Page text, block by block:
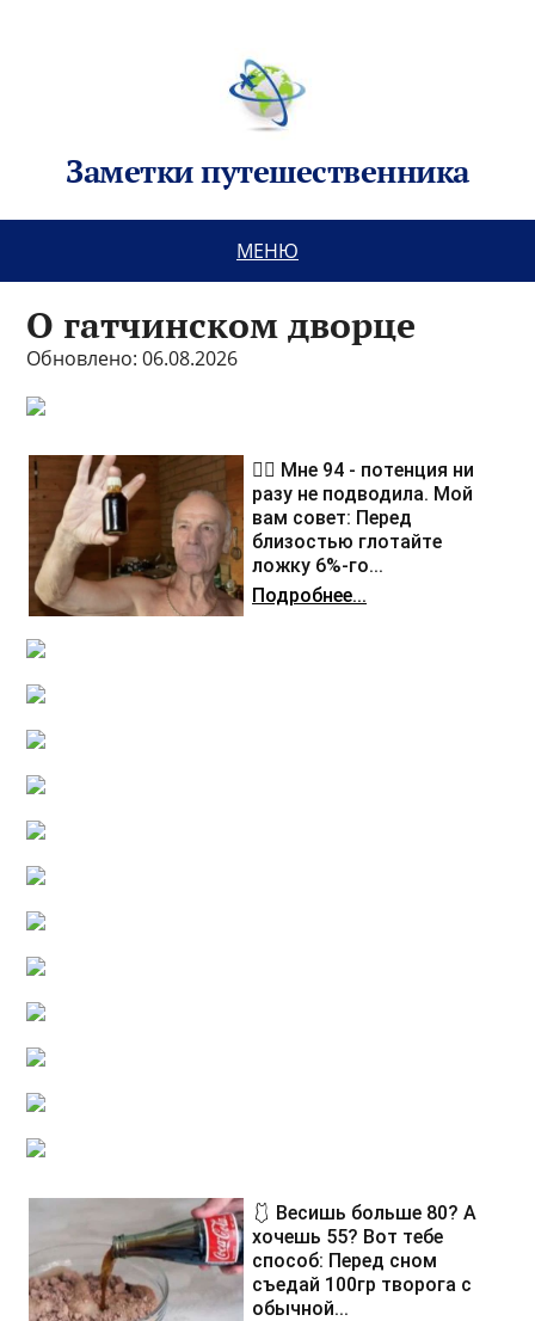
Заметки путешественника
МЕНЮ
О гатчинском дворце
Обновлено: 06.08.2026
❤️‍🔥 Мне 94 - потенция ни
разу не подводила. Мой
вам совет: Перед
близостью глотайте
ложку 6%-го...
Подробнее...
🩱 Весишь больше 80? А
хочешь 55? Вот тебе
способ: Перед сном
съедай 100гр творога с
обычной...